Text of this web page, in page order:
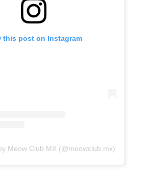
this post on Instagram
Meow Club MX (@meowclub.mx)